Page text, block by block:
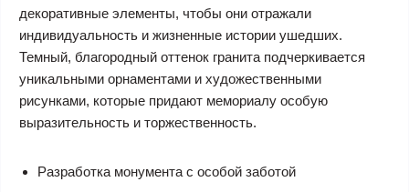
декоративные элементы, чтобы они отражали
индивидуальность и жизненные истории ушедших.
Темный, благородный оттенок гранита подчеркивается
уникальными орнаментами и художественными
рисунками, которые придают мемориалу особую
выразительность и торжественность.
Разработка монумента с особой заботой